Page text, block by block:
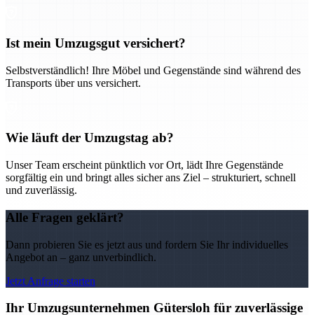
Ist mein Umzugsgut versichert?
Selbstverständlich! Ihre Möbel und Gegenstände sind während des
Transports über uns versichert.
Wie läuft der Umzugstag ab?
Unser Team erscheint pünktlich vor Ort, lädt Ihre Gegenstände
sorgfältig ein und bringt alles sicher ans Ziel – strukturiert, schnell
und zuverlässig.
Alle Fragen geklärt?
Dann probieren Sie es jetzt aus und fordern Sie Ihr individuelles
Angebot an – ganz unverbindlich.
Jetzt Anfrage starten
Ihr Umzugsunternehmen Gütersloh für zuverlässige